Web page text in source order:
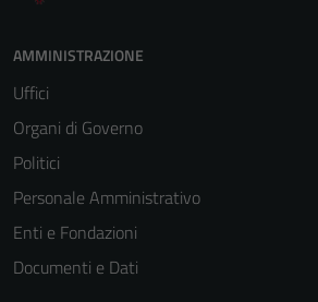
AMMINISTRAZIONE
Uffici
Organi di Governo
Politici
Personale Amministrativo
Enti e Fondazioni
Documenti e Dati